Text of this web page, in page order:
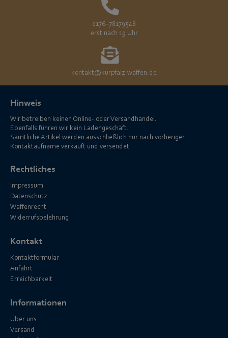
0176–78179548
erst nach 19 Uhr
kontakt@kurpfalz-waffen.de
Hinweis
Wir betreiben keinen Online- oder Versandhandel.
Ebenfalls führen wir kein Ladengeschäft.
Sämtliche Artikel werden ausschließlich nur nach vorheriger
Kontaktaufname verkauft und versendet.
Rechtliches
Impressum
Datenschutz
Waffenrecht
Widerrufsbelehrung
Kontakt
Kontaktformular
Anfahrt
Erreichbarkeit
Informationen
Über uns
Versand